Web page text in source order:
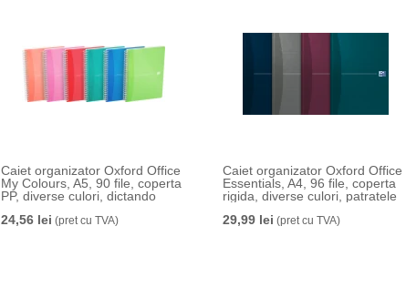
Caiet organizator Oxford Office
My Colours, A5, 90 file, coperta
PP, diverse culori, dictando
24,56 lei (pret cu TVA)
Caiet organizator Oxford Office
Essentials, A4, 96 file, coperta
rigida, diverse culori, patratele
29,99 lei (pret cu TVA)